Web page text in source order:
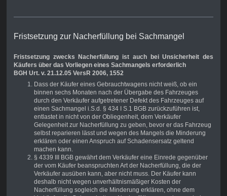
Fristsetzung zur Nacherfüllung bei Sachmangel
Fristsetzung zwecks Nacherfüllung ist auch bei Unsicherheit des
Käufers über das Vorliegen eines Sachmangels erforderlich
BGH Urt. v. 21.12.05 VersR 2006, 1552
Dass der Käufer eines Gebrauchtwagens nicht weiß, ob ein
binnen sechs Monaten nach der Übergabe des Fahrzeuges
durch den Verkäufer aufgetretener Defekt des Fahrzeuges auf
einen Sachmangel i.S.d. § 434 I S.1 BGB zurückzuführen ist,
entlastet in nicht von der Obliegenheit, dem Verkäufer
Gelegenheit zur Nacherfüllung zu geben, bevor er das Fahrzeug
selbst reparieren lässt und wegen des Mangels die Minderung
erklären oder einen Anspruch auf Schadensersatz geltend
machen kann.
§ 4339 III BGB gewährt dem Verkäufer eine Einrede gegenüber
der vom Käufer beanspruchten Art der Nacherfüllung, die der
Verkäufer ausüben kann, aber nicht muss. Der Käufer kann
deshalb nicht wegen unverhältnismäßiger Kosten der
Nacherfüllung sogleich die Minderung erklären, ohne dem